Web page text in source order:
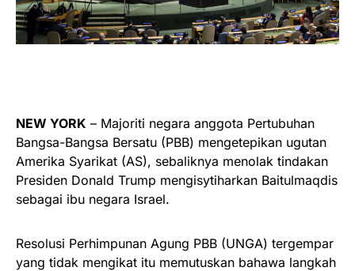
NEW YORK – Majoriti negara anggota Pertubuhan
Bangsa-Bangsa Bersatu (PBB) mengetepikan ugutan
Amerika Syarikat (AS), sebaliknya menolak tindakan
Presiden Donald Trump mengisytiharkan Baitulmaqdis
sebagai ibu negara Israel.
Resolusi Perhimpunan Agung PBB (UNGA) tergempar
yang tidak mengikat itu memutuskan bahawa langkah